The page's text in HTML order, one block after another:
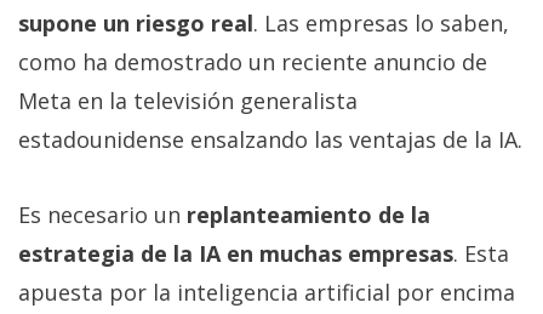
supone un riesgo real. Las empresas lo saben,
como ha demostrado un reciente anuncio de
Meta en la televisión generalista
estadounidense ensalzando las ventajas de la IA.
Es necesario un replanteamiento de la
estrategia de la IA en muchas empresas. Esta
apuesta por la inteligencia artificial por encima